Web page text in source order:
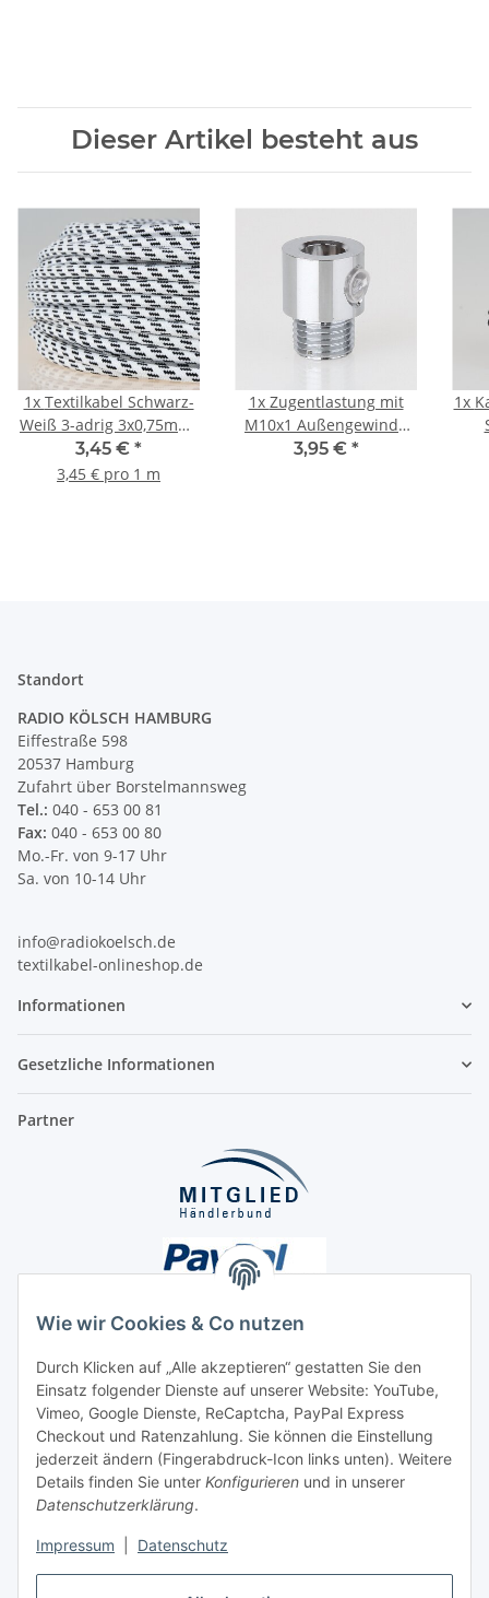
Wie wir Cookies & Co nutzen
Durch Klicken auf „Alle akzeptieren“ gestatten Sie den
Einsatz folgender Dienste auf unserer Website: YouTube,
Vimeo, Google Dienste, ReCaptcha, PayPal Express
Checkout und Ratenzahlung. Sie können die Einstellung
jederzeit ändern (Fingerabdruck-Icon links unten). Weitere
Details finden Sie unter Konfigurieren und in unserer
Datenschutzerklärung.
Impressum Datenschutz
Dieser Artikel besteht aus
1x Textilkabel Schwarz-
Weiß 3-adrig 3x0,75mm²
Zug-Pendelleitung
S03RT-F 3G0,75
3,45 € *
3,45 € pro 1 m
1x Zugentlastung mit
M10x1 Außengewinde
für Kabel 13x17mm
3,95 € *
1x
Standort
RADIO KÖLSCH HAMBURG
Eiffestraße 598
20537 Hamburg
Zufahrt über Borstelmannsweg
Tel.: 040 - 653 00 81
Fax: 040 - 653 00 80
Mo.-Fr. von 9-17 Uhr
Sa. von 10-14 Uhr
info@radiokoelsch.de
textilkabel-onlineshop.de
Informationen
Gesetzliche Informationen
Partner
Unsere Seiten
Social Media
Vertrag widerrufen